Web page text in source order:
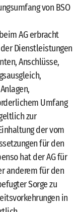
von BSO
AG erbracht
Dienstleistungen
Anschlüsse,
Umfang
zur
der vom
für den
hat der AG für
anderem für den
Sorge zu
in